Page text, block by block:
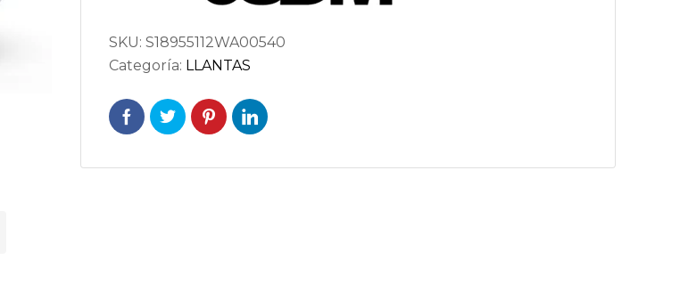
SKU: S18955112WA00540
Categoría: LLANTAS